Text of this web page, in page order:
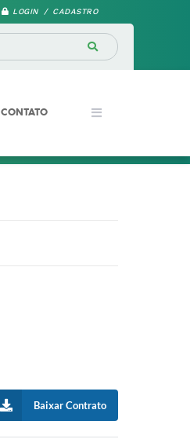
LOGIN / CADASTRO
CONTATO
Baixar Contrato